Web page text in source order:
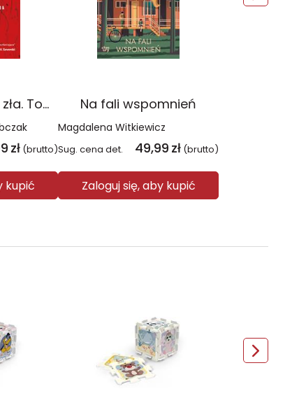
Czerwień. Kolory zła. Tom 1 wyd. 2025
zł (brutto)
kupić
Na fali wspomnień
Magdalena Witkiewicz
Sug. cena det. 49,99 zł (brutto)
Zaloguj się, aby kupić